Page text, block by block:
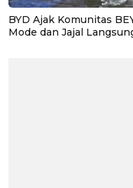
BYD Ajak Komunitas
Mode dan Jajal